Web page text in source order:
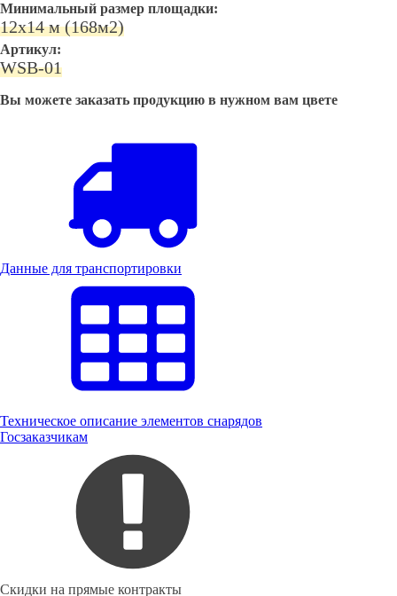
Минимальный размер площадки:
12х14 м (168м2)
Артикул:
WSB-01
Вы можете заказать продукцию в нужном вам цвете
Данные для транспортировки
Техническое описание элементов снарядов
Госзаказчикам
Скидки на прямые контракты